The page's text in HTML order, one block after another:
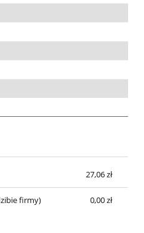
kosztów płatności
27,06 zł
firmy) 0,00 zł